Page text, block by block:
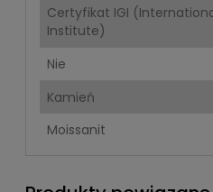
Certyfikat IGI
Institute)
Nie
Kamień
Moissanit